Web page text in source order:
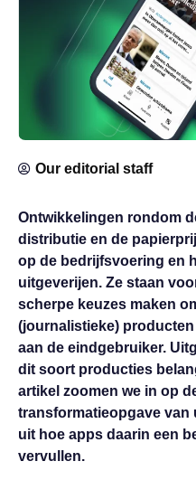
Our editorial staff
Ontwikkelingen rondom
distributie en de
op de bedrijfsvoering en
uitgeverijen. Ze staan
scherpe keuzes maken
(journalistieke)
aan de eindgebruiker.
dit soort producties
artikel zoomen we in op
transformatieopgave van
uit hoe apps daarin een
vervullen.